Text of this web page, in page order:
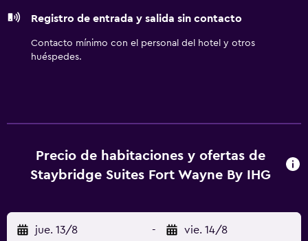
ofrece servicio de limpieza todos los días. Los servicios de
ocio y esparcimiento en este hotel incluyen una piscina
cubierta y gimnasio. No se permite la entrada a la piscina y
Registro de entrada y salida sin contacto
Contacto mínimo con el personal del hotel y otros
huéspedes.
Precio de habitaciones y ofertas de
Staybridge Suites Fort Wayne By IHG
jue. 13/8 - vie. 14/8